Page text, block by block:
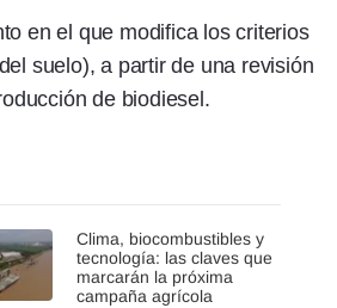
en el que modifica los criterios
suelo), a partir de una revisión
de biodiesel.
Clima, biocombustibles y
tecnología: las claves que
marcarán la próxima
campaña agrícola